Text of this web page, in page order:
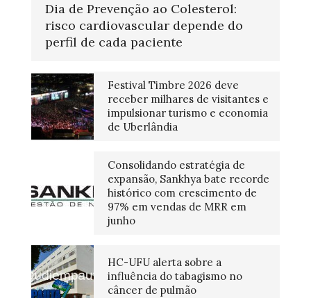
Dia de Prevenção ao Colesterol:
risco cardiovascular depende do
perfil de cada paciente
Festival Timbre 2026 deve
receber milhares de visitantes e
impulsionar turismo e economia
de Uberlândia
Consolidando estratégia de
expansão, Sankhya bate recorde
histórico com crescimento de
97% em vendas de MRR em
junho
HC-UFU alerta sobre a
influência do tabagismo no
câncer de pulmão